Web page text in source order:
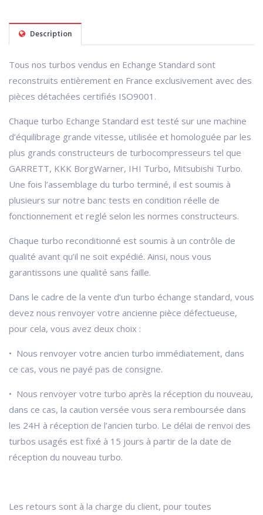
Description
Tous nos turbos vendus en Echange Standard sont
reconstruits entièrement en France exclusivement avec des
pièces détachées certifiés ISO9001.
Chaque turbo Echange Standard est testé sur une machine
d’équilibrage grande vitesse, utilisée et homologuée par les
plus grands constructeurs de turbocompresseurs tel que
GARRETT, KKK BorgWarner, IHI Turbo, Mitsubishi Turbo.
Une fois l’assemblage du turbo terminé, il est soumis à
plusieurs sur notre banc tests en condition réelle de
fonctionnement et reglé selon les normes constructeurs.
Chaque turbo reconditionné est soumis à un contrôle de
qualité avant qu’il ne soit expédié. Ainsi, nous vous
garantissons une qualité sans faille.
Dans le cadre de la vente d’un turbo échange standard, vous
devez nous renvoyer votre ancienne pièce défectueuse,
pour cela, vous avez deux choix :
• Nous renvoyer votre ancien turbo immédiatement, dans
ce cas, vous ne payé pas de consigne.
• Nous renvoyer votre turbo après la réception du nouveau,
dans ce cas, la caution versée vous sera remboursée dans
les 24H à réception de l’ancien turbo. Le délai de renvoi des
turbos usagés est fixé à 15 jours à partir de la date de
réception du nouveau turbo.
Les retours sont à la charge du client, pour toutes